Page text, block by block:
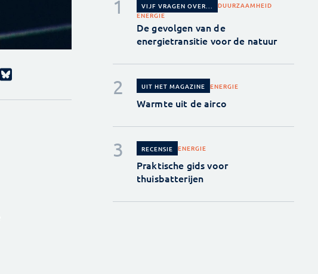
VIJF VRAGEN OVER...
DUURZAAMHEID
ENERGIE
De gevolgen van de
energietransitie voor de natuur
UIT HET MAGAZINE ENERGIE
Warmte uit de airco
RECENSIE ENERGIE
Praktische gids voor
thuisbatterijen